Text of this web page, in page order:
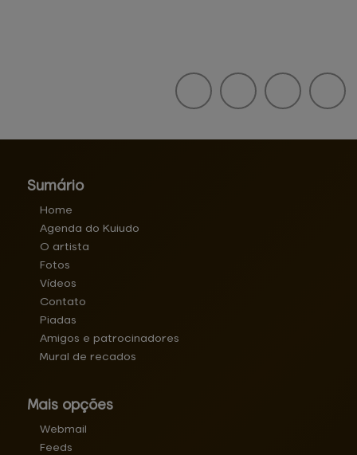
Sumário
Home
Agenda do Kuiudo
O artista
Fotos
Vídeos
Contato
Piadas
Amigos e patrocinadores
Mural de recados
Mais opções
Webmail
Feeds